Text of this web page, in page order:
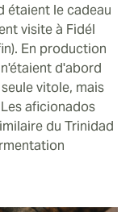
étaient le cadeau
visite à Fidél
En production
d'abord
vitole, mais
aficionados
du Trinidad